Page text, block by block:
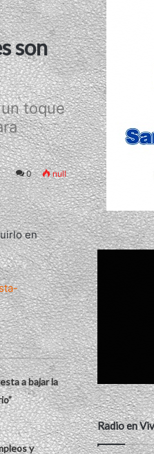
son
toque
0 null
en
a bajar la
y
Radio en